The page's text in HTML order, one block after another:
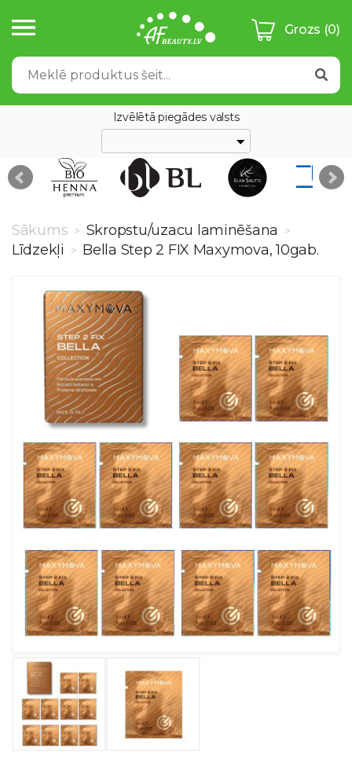
Grozs (0)
Izvēlētā piegādes valsts
Sākums > Skropstu/uzacu laminēšana >
Līdzekļi > Bella Step 2 FIX Maxymova, 10gab.